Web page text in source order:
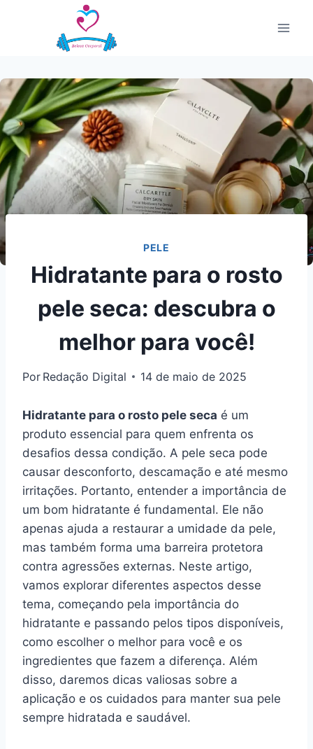
PELE
Hidratante para o rosto
pele seca: descubra o
melhor para você!
Por Redação Digital 14 de maio de 2025
Hidratante para o rosto pele seca é um
produto essencial para quem enfrenta os
desafios dessa condição. A pele seca pode
causar desconforto, descamação e até mesmo
irritações. Portanto, entender a importância de
um bom hidratante é fundamental. Ele não
apenas ajuda a restaurar a umidade da pele,
mas também forma uma barreira protetora
contra agressões externas. Neste artigo,
vamos explorar diferentes aspectos desse
tema, começando pela importância do
hidratante e passando pelos tipos disponíveis,
como escolher o melhor para você e os
ingredientes que fazem a diferença. Além
disso, daremos dicas valiosas sobre a
aplicação e os cuidados para manter sua pele
sempre hidratada e saudável.